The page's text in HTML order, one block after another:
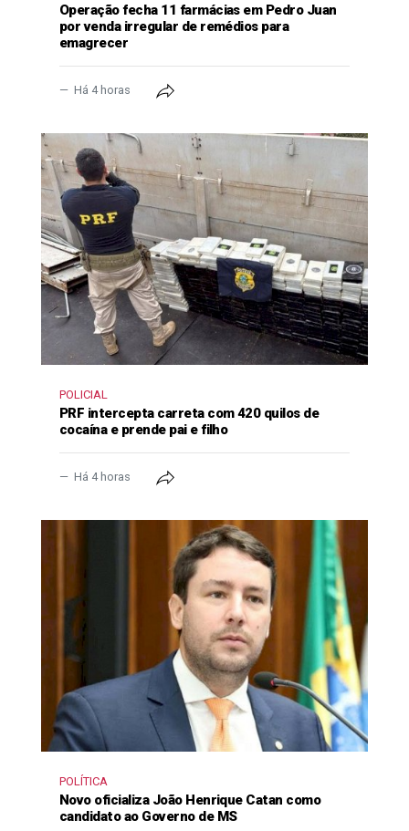
Operação fecha 11 farmácias em Pedro Juan
por venda irregular de remédios para
emagrecer
Há 4 horas
POLICIAL
PRF intercepta carreta com 420 quilos de
cocaína e prende pai e filho
Há 4 horas
POLÍTICA
Novo oficializa João Henrique Catan como
candidato ao Governo de MS